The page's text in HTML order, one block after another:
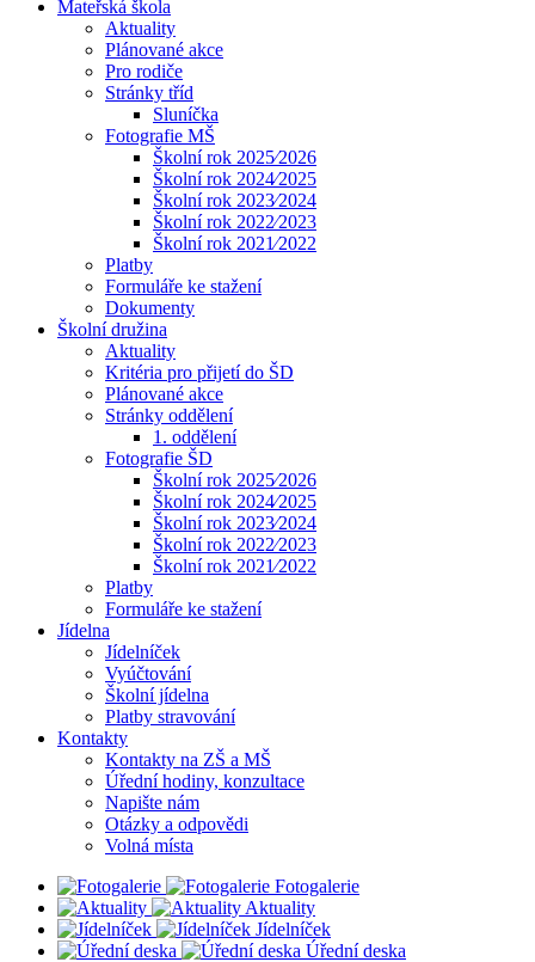
Mateřská škola
Aktuality
Plánované akce
Pro rodiče
Stránky tříd
Sluníčka
Fotografie MŠ
Školní rok 2025⁄2026
Školní rok 2024⁄2025
Školní rok 2023⁄2024
Školní rok 2022⁄2023
Školní rok 2021⁄2022
Platby
Formuláře ke stažení
Dokumenty
Školní družina
Aktuality
Kritéria pro přijetí do ŠD
Plánované akce
Stránky oddělení
1. oddělení
Fotografie ŠD
Školní rok 2025⁄2026
Školní rok 2024⁄2025
Školní rok 2023⁄2024
Školní rok 2022⁄2023
Školní rok 2021⁄2022
Platby
Formuláře ke stažení
Jídelna
Jídelníček
Vyúčtování
Školní jídelna
Platby stravování
Kontakty
Kontakty na ZŠ a MŠ
Úřední hodiny, konzultace
Napište nám
Otázky a odpovědi
Volná místa
Fotogalerie
Aktuality
Jídelníček
Úřední deska